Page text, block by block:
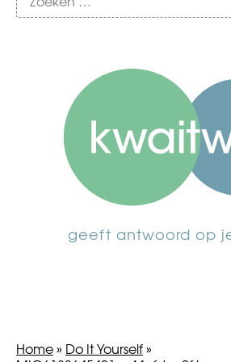
geeft antwoord op
Home» Do It Yourself»